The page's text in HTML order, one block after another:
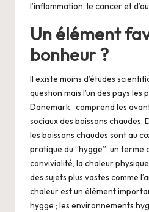
l’inflammation, le cancer et
Un élément
bonheur ?
Il existe moins d’études
question mais l’un des pays les
Danemark, comprend les
sociaux des boissons chaudes.
les boissons chaudes sont au
pratique du “hygge”, un terme
convivialité, la chaleur
des sujets plus vastes comme
chaleur est un élément
hygge ; les environnements